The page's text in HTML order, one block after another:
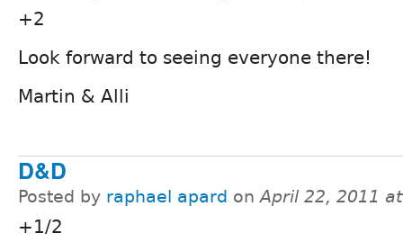
+2
Look forward to seeing everyone there!
Martin & Alli
D&D
Posted by raphael apard onApril 22, 2011
+1/2